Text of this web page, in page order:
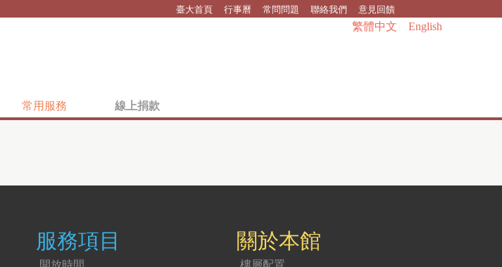
臺大首頁 行事曆 常問問題 聯絡我們 意見回饋
繁體中文 English
常用服務 線上捐款
服務項目
開放時間
關於本館
樓層配置